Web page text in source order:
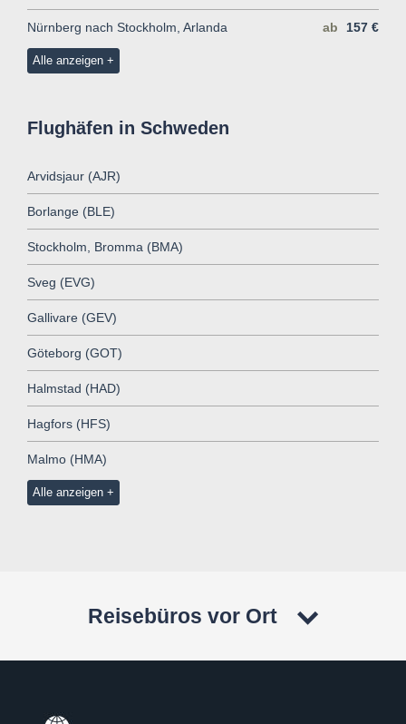
Nürnberg nach Stockholm, Arlanda ab 157 €
Alle anzeigen
Flughäfen in Schweden
Arvidsjaur (AJR)
Borlange (BLE)
Stockholm, Bromma (BMA)
Sveg (EVG)
Gallivare (GEV)
Göteborg (GOT)
Halmstad (HAD)
Hagfors (HFS)
Malmo (HMA)
Alle anzeigen
Reisebüros vor Ort